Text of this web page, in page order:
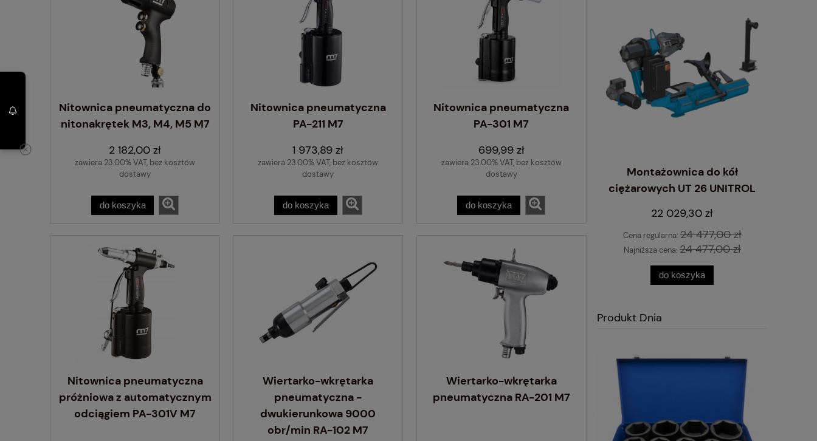
Nitownica pneumatyczna do
nitonakrętek M3, M4, M5 M7
2 182,00 zł
zawiera 23.00% VAT, bez kosztów
dostawy
do koszyka
Nitownica pneumatyczna
PA-211 M7
1 973,89 zł
zawiera 23.00% VAT, bez kosztów
dostawy
do koszyka
Nitownica pneumatyczna
PA-301 M7
699,99 zł
zawiera 23.00% VAT, bez kosztów
dostawy
do koszyka
Nitownica pneumatyczna
próżniowa z automatycznym
odciągiem PA-301V M7
Wiertarko-wkrętarka
pneumatyczna -
dwukierunkowa 9000
obr/min RA-102 M7
Wiertarko-wkrętarka
pneumatyczna RA-201 M7
bieżnika - PSO PS-15 STANDARD
do koszyka
Montażownica do kół
ciężarowych UT 26 UNITROL
22 029,30 zł
Cena regularna: 24 477,00 zł
Najniższa cena: 24 477,00 zł
do koszyka
Produkt Dnia